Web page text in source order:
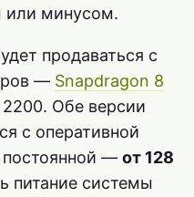
или минусом.
продаваться с
— Snapdragon 8
Обе версии
с оперативной
постоянной — от 128
питание системы